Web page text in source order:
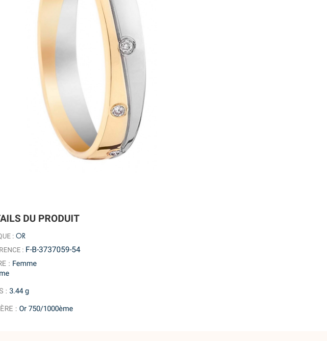
DU PRODUIT
: OR
: F-B-3737059-54
: Femme
: 3.44 g
: Or 750/1000ème